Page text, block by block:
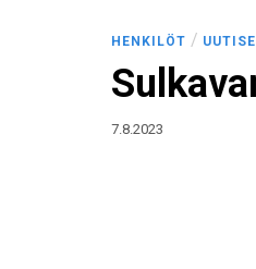
HENKILÖT /
7.8.2023